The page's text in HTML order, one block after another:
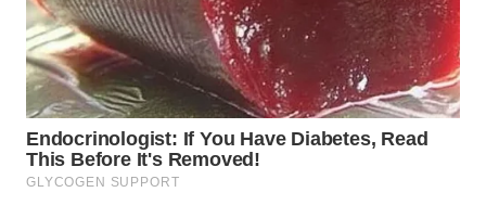
WN
TANJUNG
LESUNG
WN
KARO